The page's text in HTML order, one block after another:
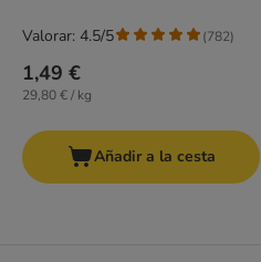
1,49 €
29,80 € / kg
Valorar: 4.5/5 (782)
Añadir a la cesta